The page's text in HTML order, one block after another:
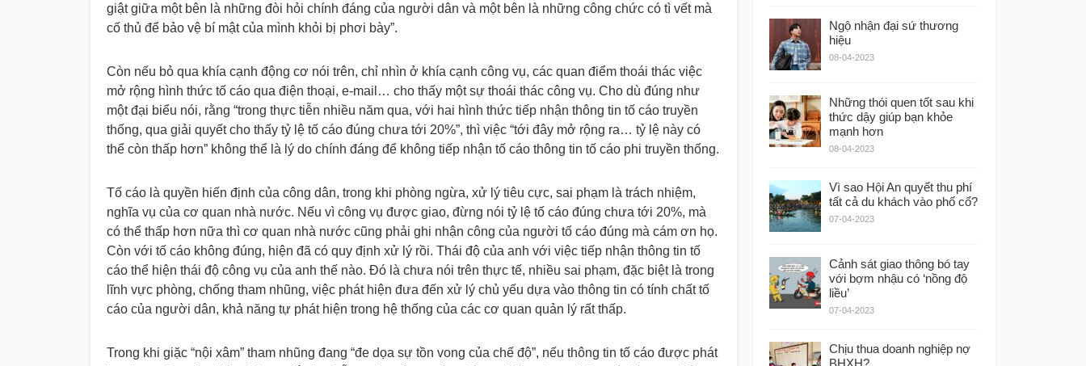
giật giữa một bên là những đòi hỏi chính đáng của người dân và một bên là những công chức có tì vết mà
cố thủ để bảo vệ bí mật của mình khỏi bị phơi bày”.
Còn nếu bỏ qua khía cạnh động cơ nói trên, chỉ nhìn ở khía cạnh công vụ, các quan điểm thoái thác việc
mở rộng hình thức tố cáo qua điện thoại, e-mail… cho thấy một sự thoái thác công vụ. Cho dù đúng như
một đại biểu nói, rằng “trong thực tiễn nhiều năm qua, với hai hình thức tiếp nhận thông tin tố cáo truyền
thống, qua giải quyết cho thấy tỷ lệ tố cáo đúng chưa tới 20%”, thì việc “tới đây mở rộng ra… tỷ lệ này có
thể còn thấp hơn” không thể là lý do chính đáng để không tiếp nhận tố cáo thông tin tố cáo phi truyền thống.
Tố cáo là quyền hiến định của công dân, trong khi phòng ngừa, xử lý tiêu cực, sai phạm là trách nhiệm,
nghĩa vụ của cơ quan nhà nước. Nếu vì công vụ được giao, đừng nói tỷ lệ tố cáo đúng chưa tới 20%, mà
có thể thấp hơn nữa thì cơ quan nhà nước cũng phải ghi nhận công của người tố cáo đúng mà cám ơn họ.
Còn với tố cáo không đúng, hiện đã có quy định xử lý rồi. Thái độ của anh với việc tiếp nhận thông tin tố
cáo thể hiện thái độ công vụ của anh thế nào. Đó là chưa nói trên thực tế, nhiều sai phạm, đặc biệt là trong
lĩnh vực phòng, chống tham nhũng, việc phát hiện đưa đến xử lý chủ yếu dựa vào thông tin có tính chất tố
cáo của người dân, khả năng tự phát hiện trong hệ thống của các cơ quan quản lý rất thấp.
Trong khi giặc “nội xâm” tham nhũng đang “đe dọa sự tồn vong của chế độ”, nếu thông tin tố cáo được phát
Ngộ nhận đại sứ thương
hiệu
08-04-2023
Những thói quen tốt sau khi
thức dậy giúp bạn khỏe
mạnh hơn
08-04-2023
Vì sao Hội An quyết thu phí
tất cả du khách vào phố cổ?
07-04-2023
Cảnh sát giao thông bó tay
với bợm nhậu có ‘nồng độ
liều’
07-04-2023
Chịu thua doanh nghiệp nợ
BHXH?